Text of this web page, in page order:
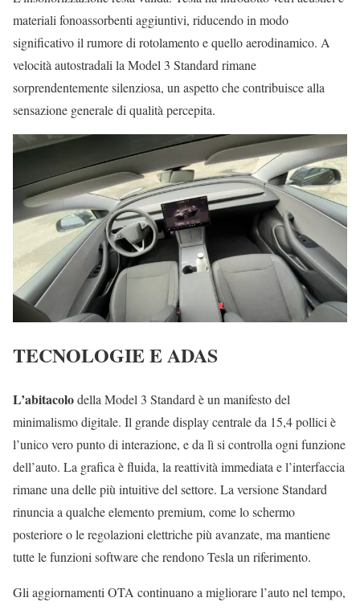
materiali fonoassorbenti aggiuntivi, riducendo in modo
significativo il rumore di rotolamento e quello aerodinamico. A
velocità autostradali la Model 3 Standard rimane
sorprendentemente silenziosa, un aspetto che contribuisce alla
sensazione generale di qualità percepita.
TECNOLOGIE E ADAS
L’abitacolodella Model 3 Standard è un manifesto del
minimalismo digitale. Il grande display centrale da 15,4 pollici è
l’unico vero punto di interazione, e da lì si controlla ogni funzione
dell’auto. La grafica è fluida, la reattività immediata e l’interfaccia
rimane una delle più intuitive del settore. La versione Standard
rinuncia a qualche elemento premium, come lo schermo
posteriore o le regolazioni elettriche più avanzate, ma mantiene
tutte le funzioni software che rendono Tesla un riferimento.
Gli aggiornamenti OTA continuano a migliorare l’auto nel tempo,